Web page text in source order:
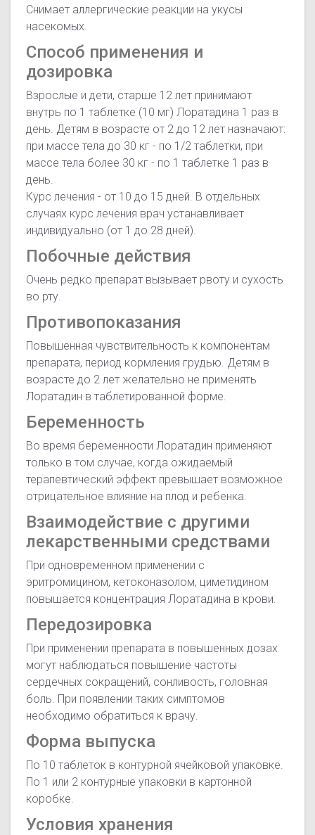
Снимает аллергические реакции на укусы
насекомых.
Способ применения и
дозировка
Взрослые и дети, старше 12 лет принимают
внутрь по 1 таблетке (10 мг) Лоратадина 1 раз в
день. Детям в возрасте от 2 до 12 лет назначают:
при массе тела до 30 кг - по 1/2 таблетки, при
массе тела более 30 кг - по 1 таблетке 1 раз в
день.
Курс лечения - от 10 до 15 дней. В отдельных
случаях курс лечения врач устанавливает
индивидуально (от 1 до 28 дней).
Побочные действия
Очень редко препарат вызывает рвоту и сухость
во рту.
Противопоказания
Повышенная чувствительность к компонентам
препарата, период кормления грудью. Детям в
возрасте до 2 лет желательно не применять
Лоратадин в таблетированной форме.
Беременность
Во время беременности Лоратадин применяют
только в том случае, когда ожидаемый
терапевтический эффект превышает возможное
отрицательное влияние на плод и ребенка.
Взаимодействие с другими
лекарственными средствами
При одновременном применении с
эритромицином, кетоконазолом, циметидином
повышается концентрация Лоратадина в крови.
Передозировка
При применении препарата в повышенных дозах
могут наблюдаться повышение частоты
сердечных сокращений, сонливость, головная
боль. При появлении таких симптомов
необходимо обратиться к врачу.
Форма выпуска
По 10 таблеток в контурной ячейковой упаковке.
По 1 или 2 контурные упаковки в картонной
коробке.
Условия хранения